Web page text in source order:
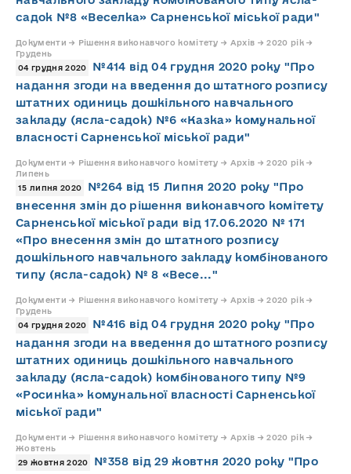
садок №8 «Веселка» Сарненської міської ради"
Документи → Рішення виконавчого комітету → Архів → 2020 рік →
Грудень
04 грудня 2020
№414 від 04 грудня 2020 року "Про
надання згоди на введення до штатного розпису
штатних одиниць дошкільного навчального
закладу (ясла-садок) №6 «Казка» комунальної
власності Сарненської міської ради"
Документи → Рішення виконавчого комітету → Архів → 2020 рік →
Липень
15 липня 2020
№264 від 15 Липня 2020 року "Про
внесення змін до рішення виконавчого комітету
Сарненської міської ради від 17.06.2020 № 171
«Про внесення змін до штатного розпису
дошкільного навчального закладу комбінованого
типу (ясла-садок) № 8 «Весе..."
Документи → Рішення виконавчого комітету → Архів → 2020 рік →
Грудень
04 грудня 2020
№416 від 04 грудня 2020 року "Про
надання згоди на введення до штатного розпису
штатних одиниць дошкільного навчального
закладу (ясла-садок) комбінованого типу №9
«Росинка» комунальної власності Сарненської
міської ради"
Документи → Рішення виконавчого комітету → Архів → 2020 рік →
Жовтень
29 жовтня 2020
№358 від 29 жовтня 2020 року "Про